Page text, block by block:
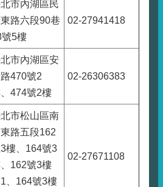
市內湖區民
路六段90巷
號5樓
02-27941418
市內湖區安
470號2
474號2樓
02-26306383
市松山區南
路五段162
樓、164號3
162號3樓
、164號3樓
02-27671108